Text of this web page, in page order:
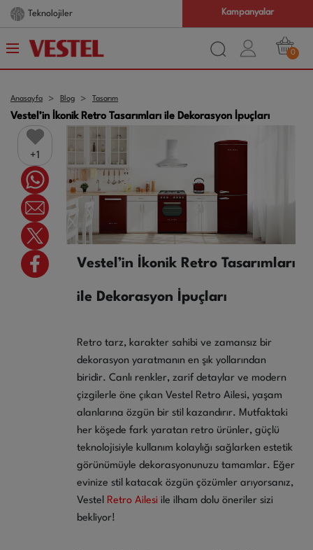
Teknolojiler Kampanyalar
0
Anasayfa Blog Tasarım
Vestel’in İkonik Retro Tasarımları ile Dekorasyon İpuçları
1
Vestel’in İkonik Retro Tasarımları
ile Dekorasyon İpuçları
Retro tarz, karakter sahibi ve zamansız bir
dekorasyon yaratmanın en şık yollarından
biridir. Canlı renkler, zarif detaylar ve modern
çizgilerle öne çıkan Vestel Retro Ailesi, yaşam
alanlarına özgün bir stil kazandırır. Mutfaktaki
her köşede fark yaratan retro ürünler, güçlü
teknolojisiyle kullanım kolaylığı sağlarken estetik
görünümüyle dekorasyonunuzu tamamlar. Eğer
evinize stil katacak özgün çözümler arıyorsanız,
Vestel
Retro Ailesi ile ilham dolu öneriler sizi
bekliyor!